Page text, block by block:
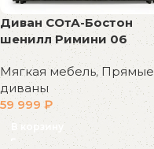
Диван СОтА-Бостон
шенилл Римини 06
Мягкая мебель, Прямые
диваны
59 999₽
В корзину